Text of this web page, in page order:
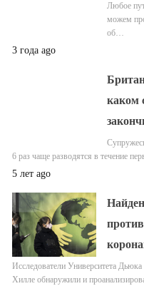
Любое
можем
об…
3 года ago
каком
6 раз чаще разводятся в течение
5 лет ago
Исследователи Университета
Хилле обнаружили и